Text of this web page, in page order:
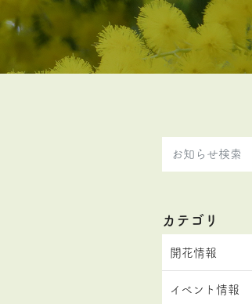
カテゴリ
開花情報
イベント情報